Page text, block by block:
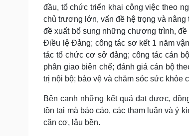
đầu, tổ chức triển khai công việc theo
chủ trương lớn, vấn đề hệ trọng và
đề xuất bổ sung những chương trình,
Điều lệ Đảng; công tác sơ kết 1 năm
tác tổ chức cơ sở đảng; công tác cán
phân giao biên chế; đánh giá cán bộ
trị nội bộ; bảo vệ và chăm sóc sức khỏe
Bên cạnh những kết quả đạt được,
tồn tại mà báo cáo, các tham luận và ý
căn cơ, lâu bền.